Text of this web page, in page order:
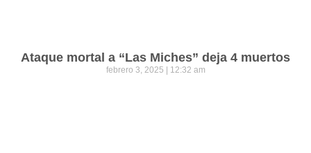
Ataque mortal a “Las Miches” deja 4 muertos
febrero 3, 2025 12:32 am